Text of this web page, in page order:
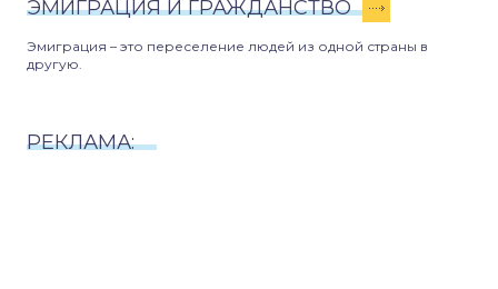
ЭМИГРАЦИЯ И ГРАЖДАНСТВО
Эмиграция – это переселение людей из одной страны в
другую.
РЕКЛАМА: